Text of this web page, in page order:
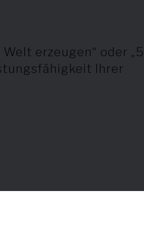
erzeugen“ oder „5
Ihrer